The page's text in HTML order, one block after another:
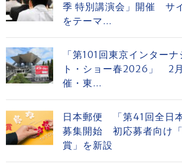
季 特別講演会」開催 サ
をテーマ...
「第101回東京インター
ト・ショー春2026」 2
催・東...
日本郵便 「第41回全日
募集開始 初応募者向け
賞」を新設